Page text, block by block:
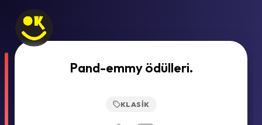
Pand-emmy ödülleri.
KLASIK